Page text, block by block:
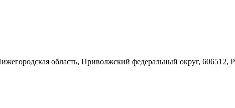
область, Приволжский федеральный округ, 606512,